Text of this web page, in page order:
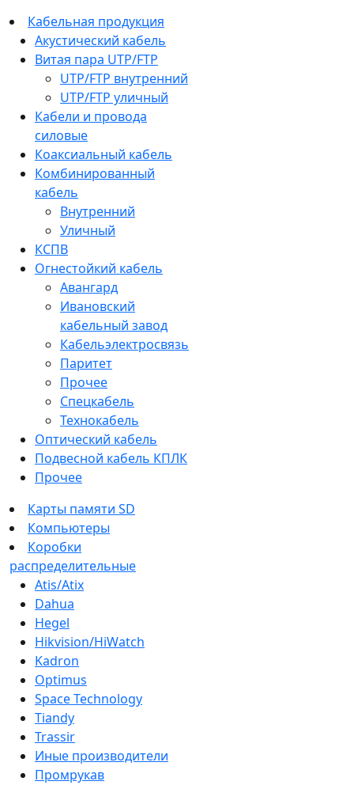
Кабельная продукция
Акустический кабель
Витая пара UTP/FTP
UTP/FTP внутренний
UTP/FTP уличный
Кабели и провода
силовые
Коаксиальный кабель
Комбинированный
кабель
Внутренний
Уличный
КСПВ
Огнестойкий кабель
Авангард
Ивановский
кабельный завод
Кабельэлектросвязь
Паритет
Прочее
Спецкабель
Технокабель
Оптический кабель
Подвесной кабель КПЛК
Прочее
Карты памяти SD
Компьютеры
Коробки
распределительные
Atis/Atix
Dahua
Hegel
Hikvision/HiWatch
Kadron
Optimus
Space Technology
Tiandy
Trassir
Иные производители
Промрукав